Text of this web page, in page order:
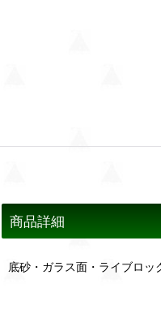
商品詳細
底砂・ガラス面・ライブロ